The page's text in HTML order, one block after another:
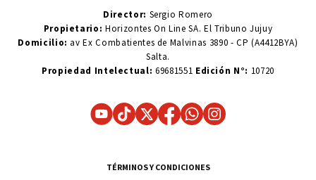
Director: Sergio Romero
Propietario:Horizontes On Line SA. El Tribuno Jujuy
Domicilio: av Ex Combatientes de Malvinas 3890 - CP (A4412BYA)
Salta.
Propiedad Intelectual: 69681551 Edición N°: 10720
TÉRMINOS Y CONDICIONES